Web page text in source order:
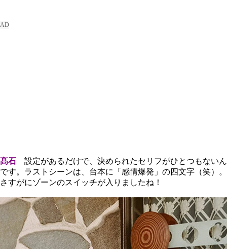
髙石
設定があるだけで、決められたセリフがひとつもないん
です。ラストシーンは、台本に「感情爆発」の四文字（笑）。
さすがにゾーンのスイッチが入りましたね！